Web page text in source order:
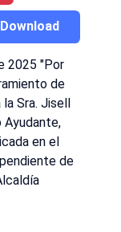
Download
2025 "Por
de
Sra. Jisell
Ayudante,
en el
de